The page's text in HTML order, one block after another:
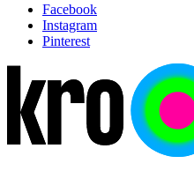
Facebook
Instagram
Pinterest